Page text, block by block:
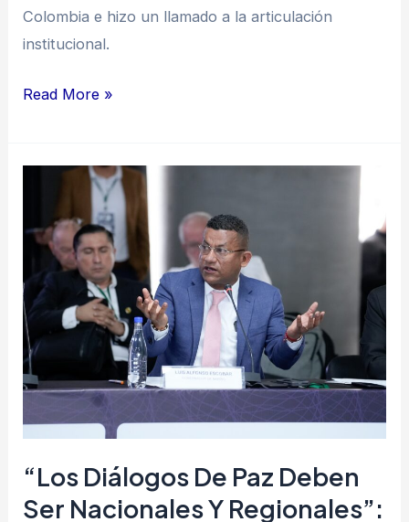
Colombia e hizo un llamado a la articulación
institucional.
Read More »
“Los Diálogos De Paz Deben
Ser Nacionales Y Regionales”:
de
deben
ser
nacionales
y
regionales”:
gobernador
Nariño